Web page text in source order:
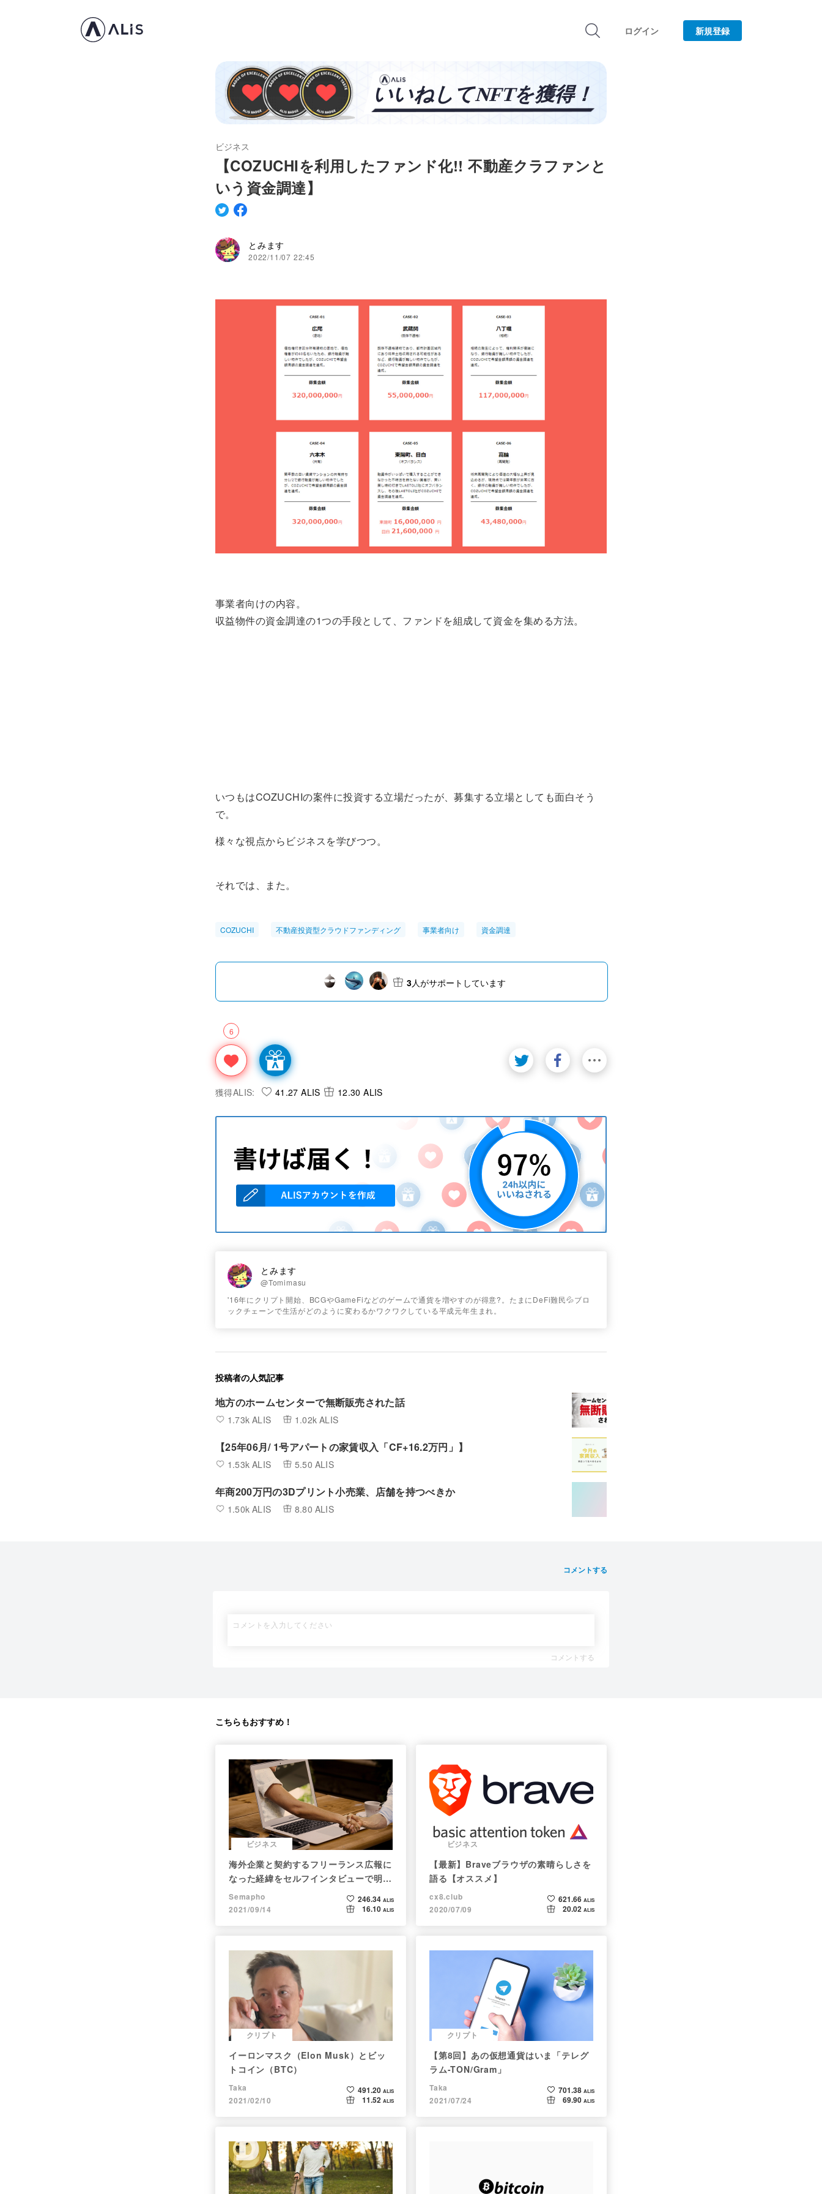
ログイン 新規登録
ビジネス
【COZUCHIを利用したファンド化!! 不動産クラファンと
いう資金調達】
とみます
2022/11/07 22:45
事業者向けの内容。
収益物件の資金調達の1つの手段として、ファンドを組成して資金を集める方法。
いつもはCOZUCHIの案件に投資する立場だったが、募集する立場としても面白そう
で。
様々な視点からビジネスを学びつつ。
それでは、また。
COZUCHI 不動産投資型クラウドファンディング 事業者向け 資金調達
6
3人がサポートしています
獲得ALIS: 41.27 ALIS 12.30 ALIS
とみます
@Tomimasu
'16年にクリプト開始、BCGやGameFiなどのゲームで通貨を増やすのが得意?。たまにDeFi難民💦ブロ
ックチェーンで生活がどのように変わるかワクワクしている平成元年生まれ。
投稿者の人気記事
地方のホームセンターで無断販売された話
1.73k ALIS 1.02k ALIS
【25年06月/ 1号アパートの家賃収入「CF+16.2万円」】
1.53k ALIS 5.50 ALIS
年商200万円の3Dプリント小売業、店舗を持つべきか
1.50k ALIS 8.80 ALIS
コメントする
コメントする
こちらもおすすめ！
ビジネス
海外企業と契約するフリーランス広報に
なった経緯をセルフインタビューで明か
す！
Semapho
2021/09/14
246.34 ALIS
16.10 ALIS
ビジネス
【最新】Braveブラウザの素晴らしさを
語る【オススメ】
cx8.club
2020/07/09
621.66 ALIS
20.02 ALIS
クリプト
イーロンマスク（Elon Musk）とビッ
トコイン（BTC）
Taka
2021/02/10
491.20 ALIS
11.52 ALIS
クリプト
【第8回】あの仮想通貨はいま「テレグ
ラム-TON/Gram」
Taka
2021/07/24
701.38 ALIS
69.90 ALIS